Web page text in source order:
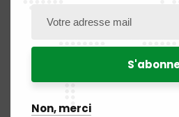
Commentaires récents
Non, merci